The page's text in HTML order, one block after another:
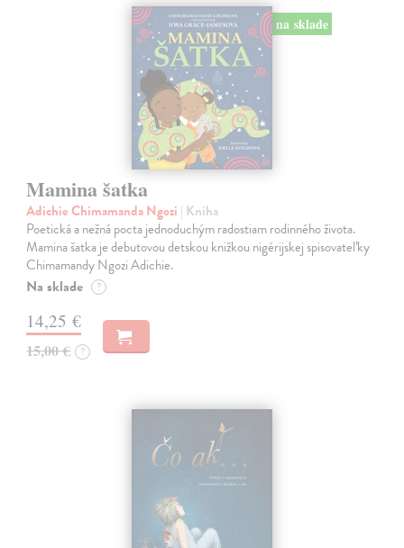
na sklade
Mamina šatka
Adichie Chimamanda Ngozi | Kniha
Poetická a nežná pocta jednoduchým radostiam rodinného života.
Mamina šatka je debutovou detskou knižkou nigérijskej spisovateľky
Chimamandy Ngozi Adichie.
Na sklade ?
14,25 €
15,00 € ?